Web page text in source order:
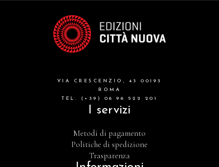
VIA CRESCENZIO, 43 00193
ROMA
TEL. (+39) 06 96 522 201
I servizi
Metodi di pagamento
Politiche di spedizione
Trasparenza